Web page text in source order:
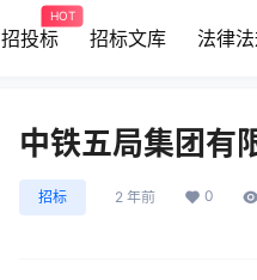
招投标
HOT
招标文库 法律
中铁五局集团有
招标 2 年前 0